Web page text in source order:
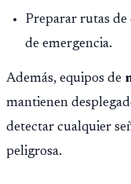
Preparar rutas de
de emergencia.
Además, equipos de
mantienen
detectar cualquier
peligrosa.